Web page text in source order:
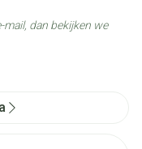
dan bekijken we